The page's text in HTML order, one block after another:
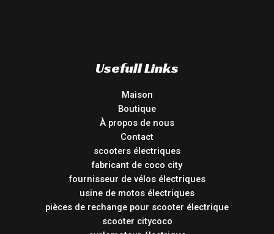
Usefull Links
Maison
Boutique
À propos de nous
Contact
scooters électriques
fabricant de coco city
fournisseur de vélos électriques
usine de motos électriques
pièces de rechange pour scooter électrique
scooter citycoco